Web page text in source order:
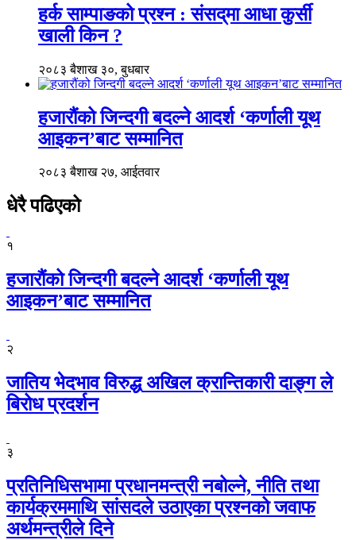
हर्क साम्पाङको प्रश्न : संसद्‌मा आधा कुर्सी
खाली किन ?
२०८३ बैशाख ३०, बुधबार
हजारौंको जिन्दगी बदल्ने आदर्श ‘कर्णाली यूथ
आइकन’बाट सम्मानित
२०८३ बैशाख २७, आईतवार
धेरै पढिएको
१
हजारौंको जिन्दगी बदल्ने आदर्श ‘कर्णाली यूथ
आइकन’बाट सम्मानित
२
जातिय भेदभाव विरुद्ध अखिल क्रान्तिकारी दाङ्ग ले
बिरोध प्रदर्शन
३
प्रतिनिधिसभामा प्रधानमन्त्री नबोल्ने, नीति तथा
कार्यक्रममाथि सांसदले उठाएका प्रश्नको जवाफ
अर्थमन्त्रीले दिने